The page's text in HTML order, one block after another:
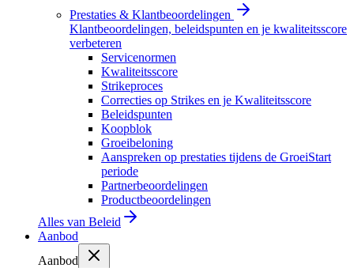
Prestaties & Klantbeoordelingen
Klantbeoordelingen, beleidspunten en je kwaliteitsscore
verbeteren
Servicenormen
Kwaliteitsscore
Strikeproces
Correcties op Strikes en je Kwaliteitsscore
Beleidspunten
Koopblok
Groeibeloning
Aanspreken op prestaties tijdens de GroeiStart
periode
Partnerbeoordelingen
Productbeoordelingen
Alles van Beleid
Aanbod
Aanbod